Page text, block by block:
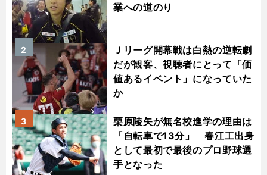
業への道のり
Ｊリーグ開幕戦は白熱の逆転劇
だが観客、視聴者にとって「価
値あるイベント」になっていた
か
2
栗原陵矢が無名校進学の理由は
「自転車で13分」 春江工出身
として最初で最後のプロ野球選
手となった
3